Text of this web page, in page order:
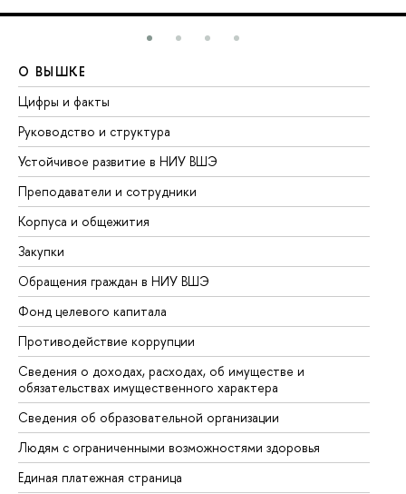
О ВЫШКЕ
Цифры и факты
Руководство и структура
Устойчивое развитие в НИУ ВШЭ
Преподаватели и сотрудники
Корпуса и общежития
Закупки
Обращения граждан в НИУ ВШЭ
Фонд целевого капитала
Противодействие коррупции
Сведения о доходах, расходах, об имуществе и
обязательствах имущественного характера
Сведения об образовательной организации
Людям с ограниченными возможностями здоровья
Единая платежная страница